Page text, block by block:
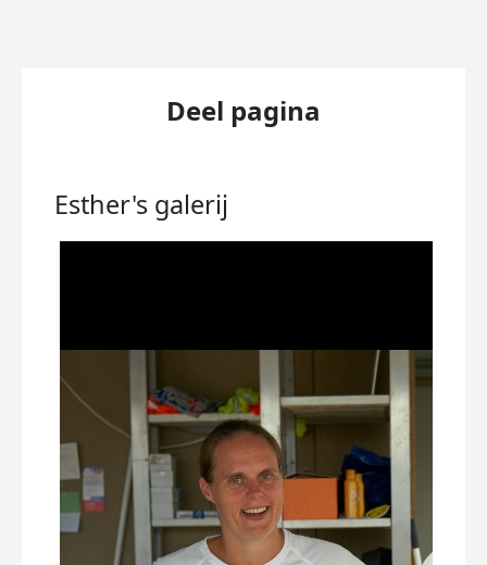
Deel pagina
Esther's galerij